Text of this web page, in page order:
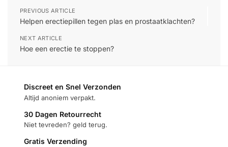
PREVIOUS ARTICLE
Helpen erectiepillen tegen plas en prostaatklachten?
NEXT ARTICLE
Hoe een erectie te stoppen?
Discreet en Snel Verzonden
Altijd anoniem verpakt.
30 Dagen Retourrecht
Niet tevreden? geld terug.
Gratis Verzending